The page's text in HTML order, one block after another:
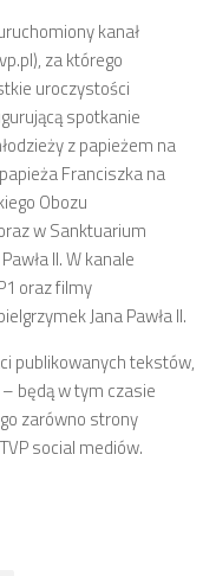
kanał
za którego
uroczystości
spotkanie
z papieżem na
Franciszka na
Obozu
w Sanktuarium
II. W kanale
oraz filmy
Jana Pawła II.
publikowanych tekstów,
będą w tym czasie
zarówno strony
social mediów.